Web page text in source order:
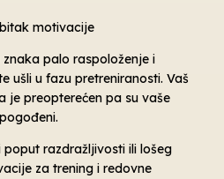
motivacije
palo raspoloženje i
ušli u fazu pretreniranosti. Vaš
je preopterećen pa su vaše
razdražljivosti ili lošeg
za trening i redovne